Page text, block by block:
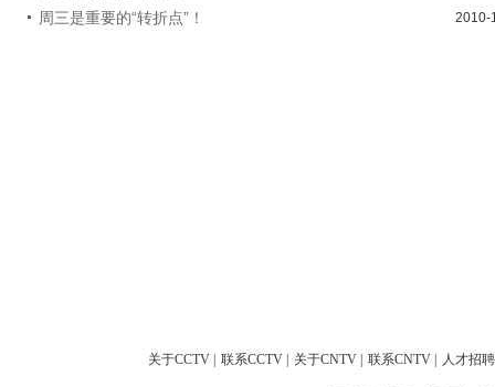
周三是重要的“转折点”！ 2010-
关于CCTV | 联系CCTV | 关于CNTV | 联系CNTV | 人才招聘